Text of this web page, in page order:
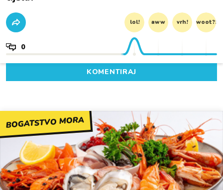
lol! aww vrh! woot?!
0
KOMENTIRAJ
BOGATSTVO MORA